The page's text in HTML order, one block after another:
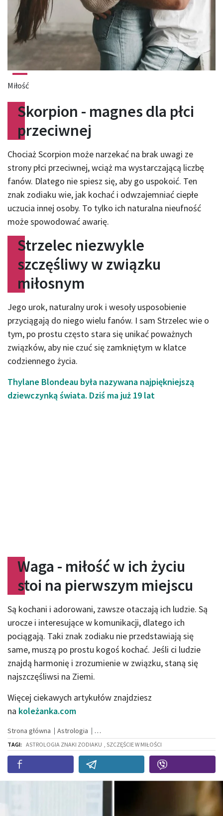
Miłość
Skorpion - magnes dla płci
przeciwnej
Chociaż Scorpion może narzekać na brak uwagi ze
strony płci przeciwnej, wciąż ma wystarczającą liczbę
fanów. Dlatego nie spiesz się, aby go uspokoić. Ten
znak zodiaku wie, jak kochać i odwzajemniać ciepłe
uczucia innej osoby. To tylko ich naturalna nieufność
może spowodować awarię.
Strzelec niezwykle
szczęśliwy w związku
miłosnym
Jego urok, naturalny urok i wesoły usposobienie
przyciągają do niego wielu fanów. I sam Strzelec wie o
tym, po prostu często stara się unikać poważnych
związków, aby nie czuć się zamkniętym w klatce
codziennego życia.
Thylane Blondeau była nazywana najpiękniejszą
dziewczynką świata. Dziś ma już 19 lat
Waga - miłość w ich życiu
stoi na pierwszym miejscu
Są kochani i adorowani, zawsze otaczają ich ludzie. Są
urocze i interesujące w komunikacji, dlatego ich
pociągają. Taki znak zodiaku nie przedstawiają się
same, muszą po prostu kogoś kochać. Jeśli ci ludzie
znajdą harmonię i zrozumienie w związku, staną się
najszczęśliwsi na Ziemi.
Więcej ciekawych artykułów znajdziesz
na koleżanka.com
Strona główna Astrologia
TAGI: ASTROLOGIA ZNAKI ZODIAKU , SZCZĘŚCIE W MIŁOŚCI